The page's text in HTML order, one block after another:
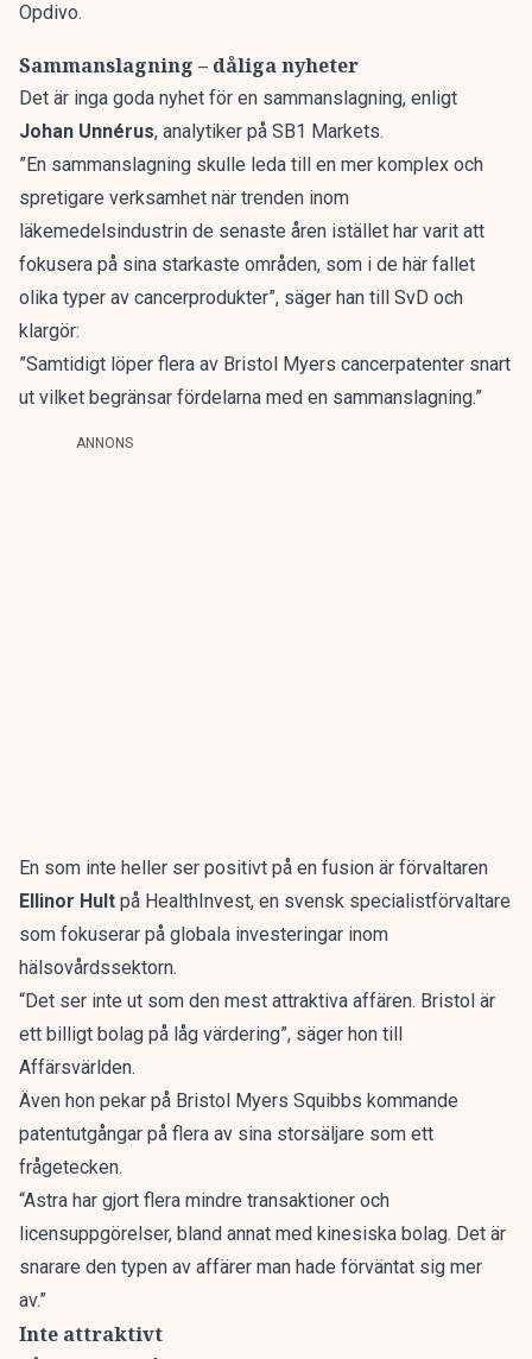
Opdivo.
Sammanslagning – dåliga nyheter
Det är inga goda nyhet för en sammanslagning, enligt
Johan Unnérus, analytiker på SB1 Markets.
”En sammanslagning skulle leda till en mer komplex och
spretigare verksamhet när trenden inom
läkemedelsindustrin de senaste åren istället har varit att
fokusera på sina starkaste områden, som i de här fallet
olika typer av cancerprodukter”, säger han till SvD och
klargör:
”Samtidigt löper flera av Bristol Myers cancerpatenter snart
ut vilket begränsar fördelarna med en sammanslagning.”
ANNONS
En som inte heller ser positivt på en fusion är förvaltaren
Ellinor Hult på HealthInvest, en svensk specialistförvaltare
som fokuserar på globala investeringar inom
hälsovårdssektorn.
“Det ser inte ut som den mest attraktiva affären. Bristol är
ett billigt bolag på låg värdering”, säger hon till
Affärsvärlden.
Även hon pekar på Bristol Myers Squibbs kommande
patentutgångar på flera av sina storsäljare som ett
frågetecken.
“Astra har gjort flera mindre transaktioner och
licensuppgörelser, bland annat med kinesiska bolag. Det är
snarare den typen av affärer man hade förväntat sig mer
av.”
Inte attraktivt